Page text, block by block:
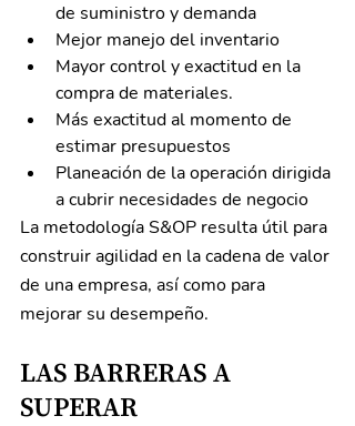
de suministro y demanda
Mejor manejo del inventario
Mayor control y exactitud en la
compra de materiales.
Más exactitud al momento de
estimar presupuestos
Planeación de la operación dirigida
a cubrir necesidades de negocio
La metodología S&OP resulta útil para
construir agilidad en la cadena de valor
de una empresa, así como para
mejorar su desempeño.
LAS BARRERAS A
SUPERAR